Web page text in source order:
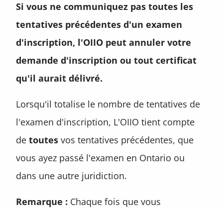
Si vous ne communiquez pas toutes les
tentatives précédentes d'un examen
d'inscription, l'OIIO peut annuler votre
demande d'inscription ou tout certificat
qu'il aurait délivré.
Lorsqu'il totalise le nombre de tentatives de
l'examen d'inscription, L'OIIO tient compte
de toutes vos tentatives précédentes, que
vous ayez passé l'examen en Ontario ou
dans une autre juridiction.
Remarque : Chaque fois que vous